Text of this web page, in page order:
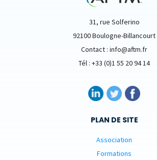
31, rue Solferino
92100 Boulogne-Billancourt
Contact : info@aftm.fr
Tél : +33 (0)1 55 20 94 14
PLAN DE SITE
Association
Formations